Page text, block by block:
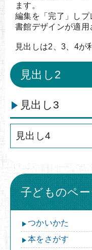
ます。
編集を「完了」しプ
書館デザインが適用
見出しは2、3、4が
見出し2
見出し3
見出し4
子どものペ
つかいかた
本をさがす